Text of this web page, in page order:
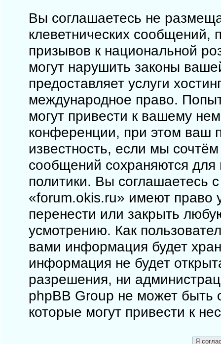
Вы соглашаетесь не
клеветнических сообщений,
призывов к национальной
могут нарушить законы
предоставляет услуги
международное право.
могут привести к вашему
конференции, при этом ваш
известность, если мы
сообщений сохраняются для
политики. Вы соглашаетесь
«forum.okis.ru» имеют право
перенести или закрыть
усмотрению. Как
вами информация будет
информация не будет
разрешения, ни
phpBB Group не может быть
которые могут привести к